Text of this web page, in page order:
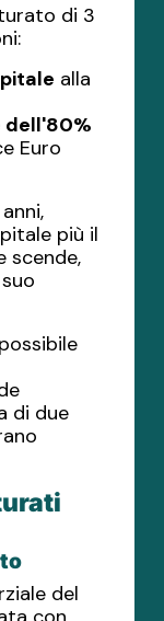
di 3
alla
dell'80%
Euro
più il
scende,
di due
del